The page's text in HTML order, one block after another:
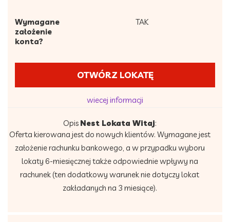
Wymagane
założenie
konta?
TAK
OTWÓRZ LOKATĘ
wiecej informacji
Opis Nest Lokata Witaj:
Oferta kierowana jest do nowych klientów. Wymagane jest
założenie rachunku bankowego, a w przypadku wyboru
lokaty 6-miesięcznej także odpowiednie wpływy na
rachunek (ten dodatkowy warunek nie dotyczy lokat
zakładanych na 3 miesiące).